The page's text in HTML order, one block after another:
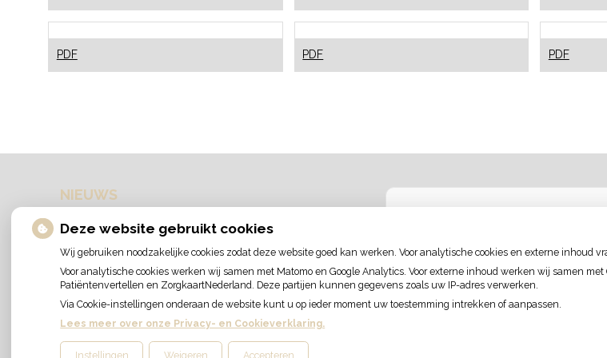
met
ragers,
PDFVerstandelijke
beperking
PDFWisselen PDF
NIEUWS
rekening
Tanden bleken? Laat het veilig doen!
Gezond tandvlees: de basis voor een gezonde mond
Naar de tandarts in het buitenland? Wees op je hoede!
(Mond)zorgkosten gemaakt in 2025? Check of die
aftrekbaar zijn
U heeft geen toestemming gegeven
externe inhouddie nodig is om dit te
Cookie-instellingen wijzigen
Deze website gebruikt cookies
Wij gebruiken noodzakelijke cookies zodat deze website goed kan werken. Voor analytische cookies en externe inhoud
Voor analytische cookies werken wij samen met Matomo en Google Analytics. Voor externe inhoud werken wij samen met
Patiëntenvertellen en ZorgkaartNederland. Deze partijen kunnen gegevens zoals uw IP-adres verwerken.
Via Cookie-instellingen onderaan de website kunt u op ieder moment uw toestemming intrekken of aanpassen.
Lees meer over onze Privacy- en Cookieverklaring.
Instellingen Weigeren Accepteren